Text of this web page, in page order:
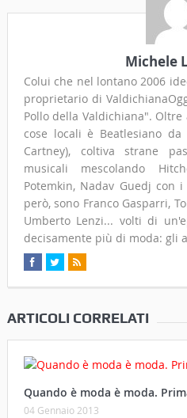
Michele
Colui che nel lontano 2006
proprietario di
Pollo della Valdichiana".
cose locali è Beatlesiano da
Cartney), coltiva strane
musicali mescolando
Potemkin, Nadav Guedj con
però, sono Franco Gasparri,
Umberto Lenzi... volti di
decisamente più di moda: gli
ARTICOLI CORRELATI
Quando è moda è moda.
04 Gennaio 2013